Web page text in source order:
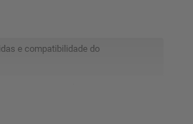
e compatibilidade do